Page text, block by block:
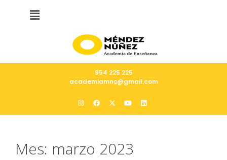
954 225 225
academiamns@gmail.com
Mes: marzo 2023